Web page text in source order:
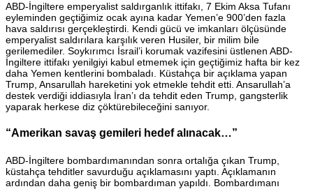
ABD-İngiltere emperyalist saldırganlık ittifakı, 7 Ekim Aksa Tufanı
eyleminden geçtiğimiz ocak ayına kadar Yemen’e 900’den fazla
hava saldırısı gerçekleştirdi. Kendi gücü ve imkanları ölçüsünde
emperyalist saldırılara karşılık veren Husiler, bir milim bile
gerilemediler. Soykırımcı İsrail’i korumak vazifesini üstlenen ABD-
İngiltere ittifakı yenilgiyi kabul etmemek için geçtiğimiz hafta bir kez
daha Yemen kentlerini bombaladı. Küstahça bir açıklama yapan
Trump, Ansarullah hareketini yok etmekle tehdit etti. Ansarullah’a
destek verdiği iddiasıyla İran’ı da tehdit eden Trump, gangsterlik
yaparak herkese diz çöktürebileceğini sanıyor.
“Amerikan savaş gemileri hedef alınacak…”
ABD-İngiltere bombardımanından sonra ortalığa çıkan Trump,
küstahça tehditler savurduğu açıklamasını yaptı. Açıklamanın
ardından daha geniş bir bombardıman yapıldı. Bombardımanı